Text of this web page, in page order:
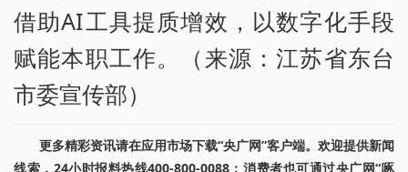
借助AI工具提质增效，以数字化手段
赋能本职工作。（来源：江苏省东台
市委宣传部）
更多精彩资讯请在应用市场下载“央广网”客户端。欢迎提供新闻
线索，24小时报料热线400-800-0088；消费者也可通过央广网“啄